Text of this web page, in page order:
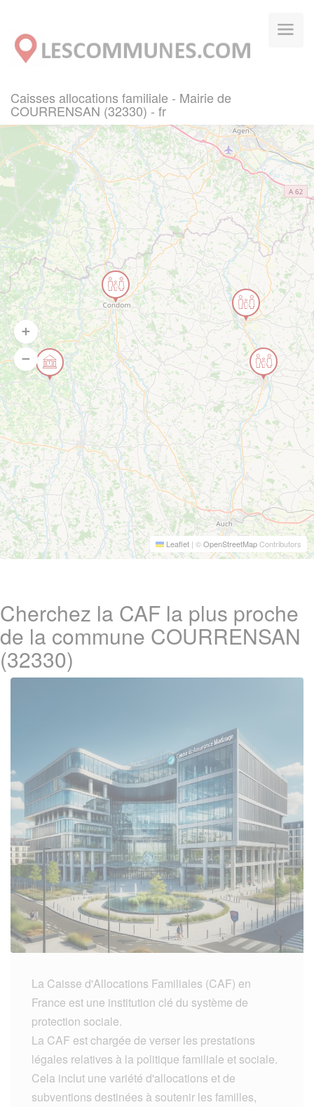
Caisses allocations familiale - Mairie de
COURRENSAN (32330) - fr
Leaflet | ©OpenStreetMapContributors
Cherchez la CAF la plus proche
de la commune COURRENSAN
(32330)
La Caisse d'Allocations Familiales (CAF) en
France est une institution clé du système de
protection sociale.
La CAF est chargée de verser les prestations
légales relatives à la politique familiale et sociale.
Cela inclut une variété d'allocations et de
subventions destinées à soutenir les familles,